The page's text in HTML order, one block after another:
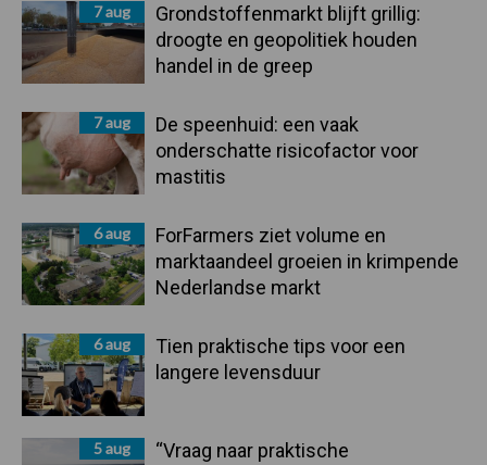
7 aug
Grondstoffenmarkt blijft grillig:
droogte en geopolitiek houden
handel in de greep
7 aug
De speenhuid: een vaak
onderschatte risicofactor voor
mastitis
6 aug
ForFarmers ziet volume en
marktaandeel groeien in krimpende
Nederlandse markt
6 aug
Tien praktische tips voor een
langere levensduur
5 aug
“Vraag naar praktische